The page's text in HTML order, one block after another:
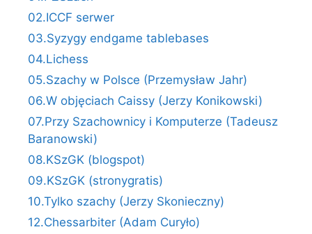
02.ICCF serwer
03.Syzygy endgame tablebases
04.Lichess
05.Szachy w Polsce (Przemysław Jahr)
06.W objęciach Caissy (Jerzy Konikowski)
07.Przy Szachownicy i Komputerze (Tadeusz
Baranowski)
08.KSzGK (blogspot)
09.KSzGK (stronygratis)
10.Tylko szachy (Jerzy Skonieczny)
12.Chessarbiter (Adam Curyło)